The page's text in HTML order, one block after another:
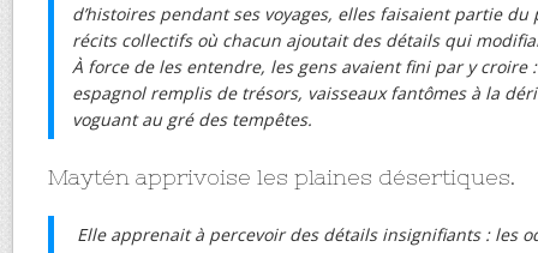
d’histoires pendant ses voyages, elles faisaient partie
récits collectifs où chacun ajoutait des détails qui
À force de les entendre, les gens avaient fini par y croire
espagnol remplis de trésors, vaisseaux fantômes à la
voguant au gré des tempêtes.
Maytén apprivoise les plaines désertiques.
Elle apprenait à percevoir des détails insignifiants : les